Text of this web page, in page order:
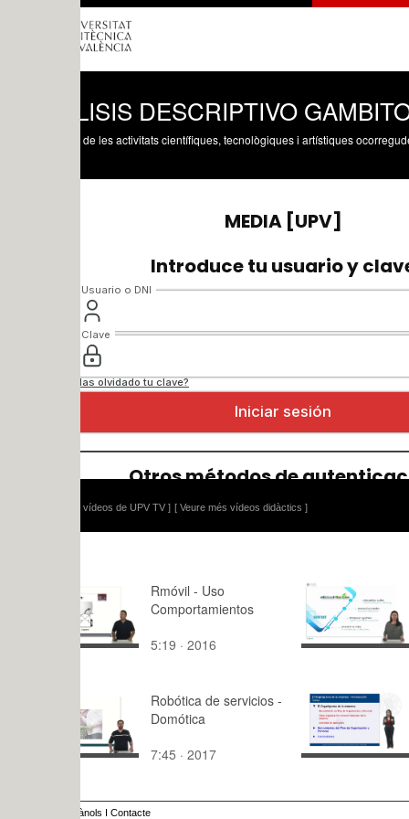
DESCRIPTIVO GAMBITO
les activitats científiques, tecnològiques i artístiques ocorregudes en els tres
vídeos de UPV TV ] [ Veure més vídeos didàctics ]
Rmóvil - Uso
Comportamientos
5:19 · 2016
Module 3.
for
2:15 · 2021
Robótica de servicios -
Domótica
7:45 · 2017
2:20 · 2006